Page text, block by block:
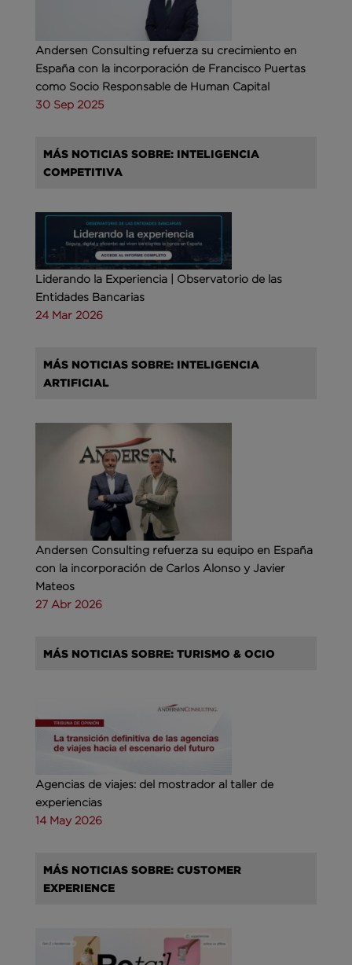
Andersen Consulting refuerza su crecimiento en
España con la incorporación de Francisco Puertas
como Socio Responsable de Human Capital
30 Sep 2025
MÁS NOTICIAS SOBRE: INTELIGENCIA
COMPETITIVA
Liderando la Experiencia | Observatorio de las
Entidades Bancarias
24 Mar 2026
MÁS NOTICIAS SOBRE: INTELIGENCIA
ARTIFICIAL
Andersen Consulting refuerza su equipo en España
con la incorporación de Carlos Alonso y Javier
Mateos
27 Abr 2026
MÁS NOTICIAS SOBRE: TURISMO & OCIO
Agencias de viajes: del mostrador al taller de
experiencias
14 May 2026
MÁS NOTICIAS SOBRE: CUSTOMER
EXPERIENCE